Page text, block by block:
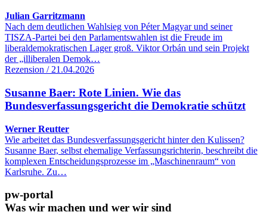
Julian Garritzmann
Nach dem deutlichen Wahlsieg von Péter Magyar und seiner
TISZA-Partei bei den Parlamentswahlen ist die Freude im
liberaldemokratischen Lager groß. Viktor Orbán und sein Projekt
der „illiberalen Demok…
Rezension / 21.04.2026
Susanne Baer: Rote Linien. Wie das
Bundesverfassungsgericht die Demokratie schützt
Werner Reutter
Wie arbeitet das Bundesverfassungsgericht hinter den Kulissen?
Susanne Baer, selbst ehemalige Verfassungsrichterin, beschreibt die
komplexen Entscheidungsprozesse im „Maschinenraum“ von
Karlsruhe. Zu…
pw-portal
Was wir machen und wer wir sind